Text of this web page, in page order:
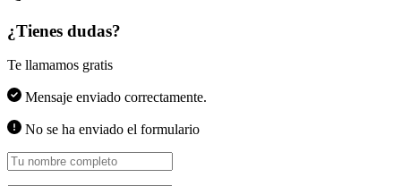
¿Tienes dudas?
Te llamamos gratis
Mensaje enviado correctamente.
No se ha enviado el formulario